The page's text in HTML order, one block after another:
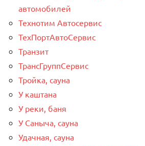
автомобилей
Технотим Автосервис
ТехПортАвтоСервис
Транзит
ТрансГруппСервис
Тройка, сауна
У каштана
У реки, баня
У Саныча, сауна
Удачная, сауна